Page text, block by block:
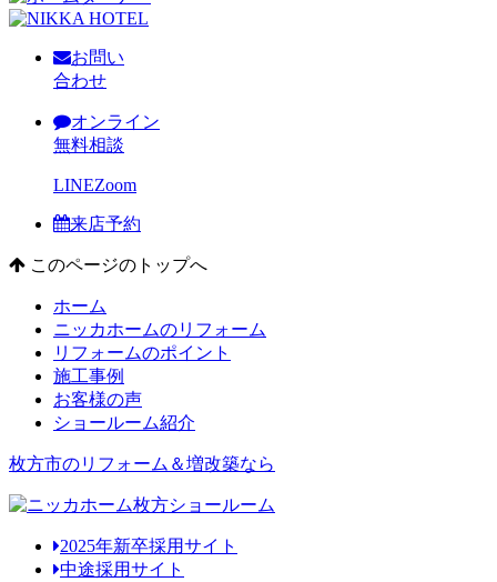
お問い
合わせ
オンライン
無料相談
LINEZoom
来店予約
このページのトップへ
ホーム
ニッカホームのリフォーム
リフォームのポイント
施工事例
お客様の声
ショールーム紹介
枚方市のリフォーム＆増改築なら
2025年新卒採用サイト
中途採用サイト